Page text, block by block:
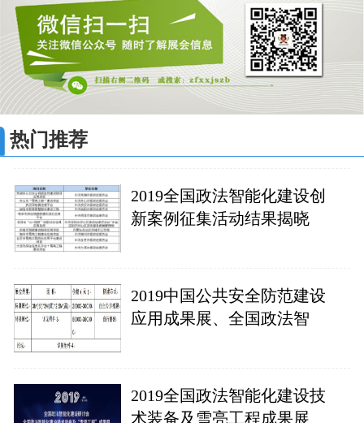
热门推荐
2019全国政法智能化建设创
新案例征集活动结果揭晓
2019中国公共安全防范建设
应用成果展、全国政法智
2019全国政法智能化建设技
术装备及雪亮工程成果展